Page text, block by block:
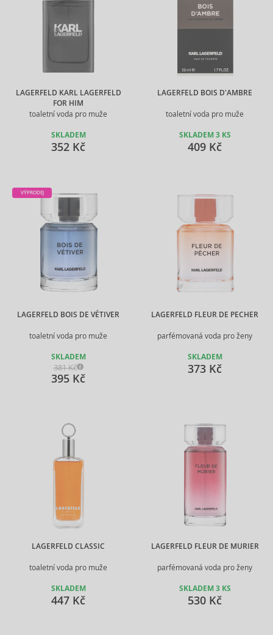
LAGERFELD KARL LAGERFELD
FOR HIM
toaletní voda pro muže
SKLADEM
352 Kč
LAGERFELD BOIS D'AMBRE
toaletní voda pro muže
SKLADEM 3 KS
409 Kč
LAGERFELD BOIS DE VÉTIVER
toaletní voda pro muže
VÝPRODEJ
SKLADEM
381 Kč
395 Kč
LAGERFELD FLEUR DE PECHER
parfémovaná voda pro ženy
SKLADEM
373 Kč
LAGERFELD CLASSIC
toaletní voda pro muže
SKLADEM
447 Kč
LAGERFELD FLEUR DE MURIER
parfémovaná voda pro ženy
SKLADEM 3 KS
530 Kč